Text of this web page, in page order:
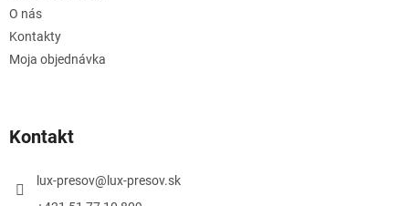
O nás
Kontakty
Moja objednávka
Kontakt
lux-presov@ lux-presov.sk